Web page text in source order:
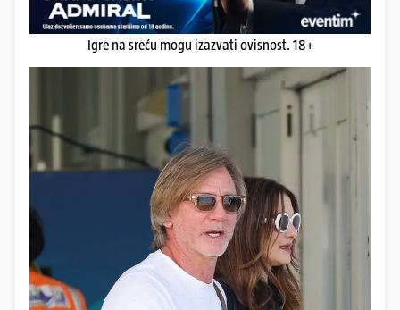
Igre na sreću mogu izazvati ovisnost. 18+